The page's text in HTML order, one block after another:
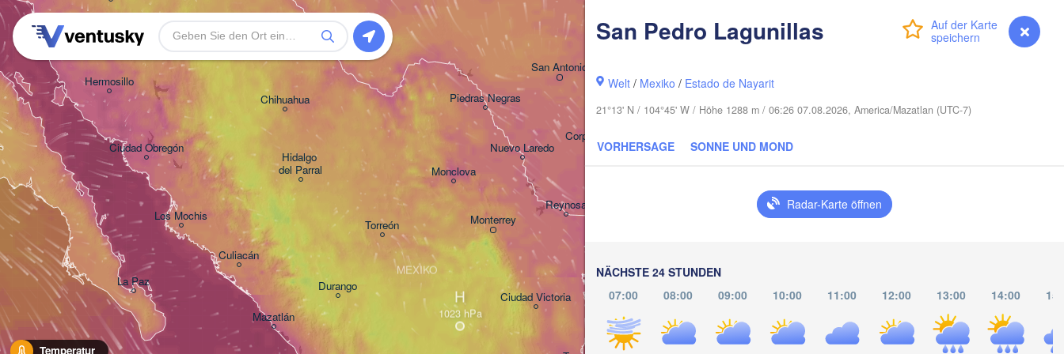
Anmelden myVentusky Vorhersage
San Pedro Lagunillas
Welt / Mexiko / Estado de Nayarit
21°13' N / 104°45' W / Höhe 1288 m / 06:26 07.08.2026, America/Mazatlan (UTC-7)
VORHERSAGE SONNE UND MOND
Radar-Karte öffnen
NÄCHSTE 24 STUNDEN
07:00
08:00 09:00 10:00 11:00 12:00 13:00 14:00
Temperatur
Culiacán
Chihuahua
Hermosillo
Durango
Torreón
Monclova
La Paz
Ciudad Obregón
Los Mochis
Hidalgo
del Parral
Mazatlán
MEXIKO
San Antonio
Monterrey
Reynosa
Piedras Negras
Ciudad Victoria
Baton Rouge
Corpus Christi
Nuevo Laredo
H